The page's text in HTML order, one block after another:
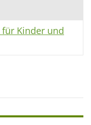
Kinder und